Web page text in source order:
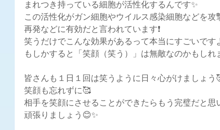
まれつき持っている細胞が活性化するんです✨
この活性化がガン細胞やウイルス感染細胞などを
再発などに有効だと言われています❗
笑うだけでこんな効果があるって本当にすごいです
もしかすると「笑顔（笑う）」は無敵なのかもしれ
皆さんも１日１回は笑うように日々心がけましょう
笑顔も忘れずに🥰
相手を笑顔にさせることができたらもう完璧だと思
頑張りましょう😊✨